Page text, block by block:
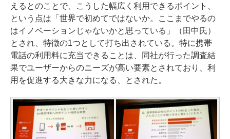
えるとのことで、こうした幅広く利用できるポイント、
という点は「世界で初めてではないか。ここまでやるの
はイノベーションじゃないかと思っている」（田中氏）
とされ、特徴の1つとして打ち出されている。特に携帯
電話の利用料に充当できることは、同社が行った調査結
果でユーザーからのニーズが高い要素とされており、利
用を促進する大きな力になる、とされた。